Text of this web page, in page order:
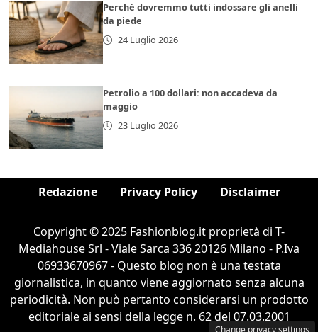
Perché dovremmo tutti indossare gli anelli
da piede
24 Luglio 2026
Petrolio a 100 dollari: non accadeva da
maggio
23 Luglio 2026
Redazione Privacy Policy Disclaimer
Copyright © 2025 Fashionblog.it proprietà di T-
Mediahouse Srl - Viale Sarca 336 20126 Milano - P.Iva
06933670967 - Questo blog non è una testata
giornalistica, in quanto viene aggiornato senza alcuna
periodicità. Non può pertanto considerarsi un prodotto
editoriale ai sensi della legge n. 62 del 07.03.2001
Change privacy settings